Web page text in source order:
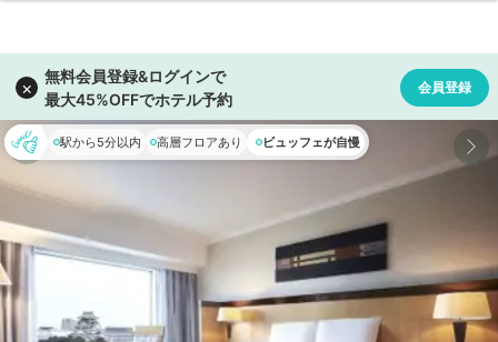
駅から5分以内 高層フロアあり ビュッフェが自慢